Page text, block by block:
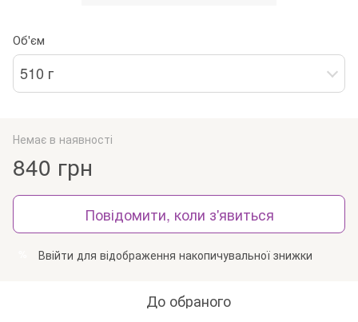
Об'єм
510 г
Немає в наявності
840 грн
Повідомити, коли з'явиться
Ввійти для відображення накопичувальної знижки
До обраного